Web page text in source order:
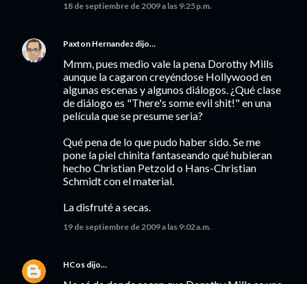
18 de septiembre de 2009 a las 9:25 p.m.
Paxton Hernandez dijo…
Mmm, pues medio vale la pena Dorothy Mills
aunque la cagaron creyéndose Hollywood en
algunas escenas y algunos diálogos. ¿Qué clase
de diálogo es "There's some evil shit!" en una
película que se presume seria?
Qué pena de lo que pudo haber sido. Se me
pone la piel chinita fantaseando qué hubieran
hecho Christian Petzold o Hans-Christian
Schmidt con el material.
La disfruté a secas.
19 de septiembre de 2009 a las 9:02 a.m.
HCos dijo…